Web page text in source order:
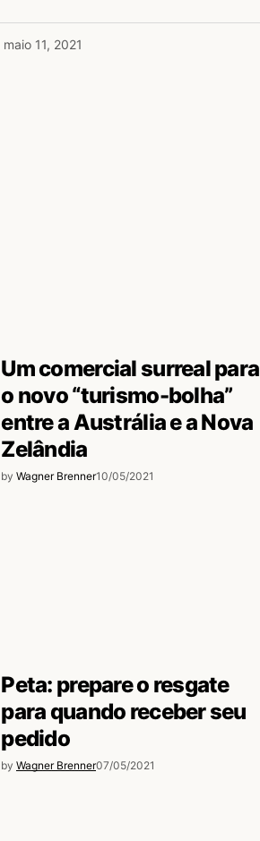
maio 11, 2021
Um comercial surreal para
o novo “turismo-bolha”
entre a Austrália e a Nova
Zelândia
by Wagner Brenner10/05/2021
Peta: prepare o resgate
para quando receber seu
pedido
by Wagner Brenner07/05/2021